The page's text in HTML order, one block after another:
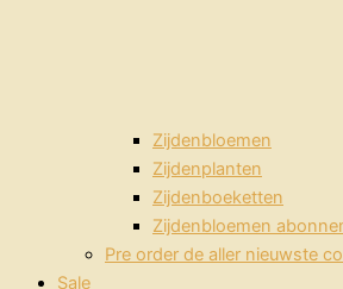
Zijdenbloemen
Zijdenplanten
Zijdenboeketten
Zijdenbloemen
Pre order de aller nieuwste
Sale